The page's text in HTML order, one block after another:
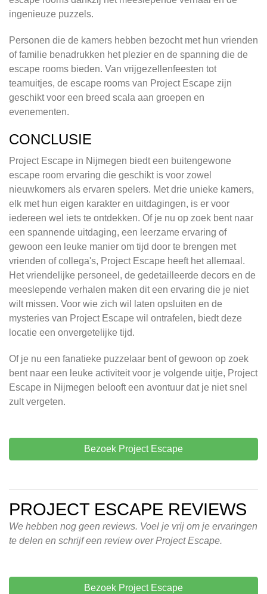
ingenieuze puzzels.
Personen die de kamers hebben bezocht met hun vrienden
of familie benadrukken het plezier en de spanning die de
escape rooms bieden. Van vrijgezellenfeesten tot
teamuitjes, de escape rooms van Project Escape zijn
geschikt voor een breed scala aan groepen en
evenementen.
CONCLUSIE
Project Escape in Nijmegen biedt een buitengewone
escape room ervaring die geschikt is voor zowel
nieuwkomers als ervaren spelers. Met drie unieke kamers,
elk met hun eigen karakter en uitdagingen, is er voor
iedereen wel iets te ontdekken. Of je nu op zoek bent naar
een spannende uitdaging, een leerzame ervaring of
gewoon een leuke manier om tijd door te brengen met
vrienden of collega's, Project Escape heeft het allemaal.
Het vriendelijke personeel, de gedetailleerde decors en de
meeslepende verhalen maken dit een ervaring die je niet
wilt missen. Voor wie zich wil laten opsluiten en de
mysteries van Project Escape wil ontrafelen, biedt deze
locatie een onvergetelijke tijd.
Of je nu een fanatieke puzzelaar bent of gewoon op zoek
bent naar een leuke activiteit voor je volgende uitje, Project
Escape in Nijmegen belooft een avontuur dat je niet snel
zult vergeten.
Bezoek Project Escape
PROJECT ESCAPE REVIEWS
We hebben nog geen reviews. Voel je vrij om je ervaringen
te delen en schrijf een review over Project Escape.
Bezoek Project Escape